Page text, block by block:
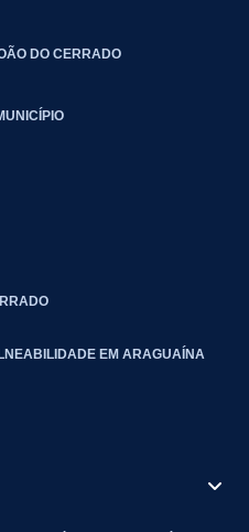
DO CERRADO
EM ARAGUAÍNA